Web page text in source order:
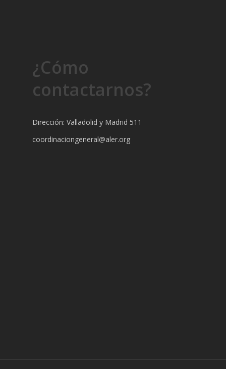
¿Cómo
contactarnos?
Dirección: Valladolid y Madrid 511
coordinaciongeneral@aler.org